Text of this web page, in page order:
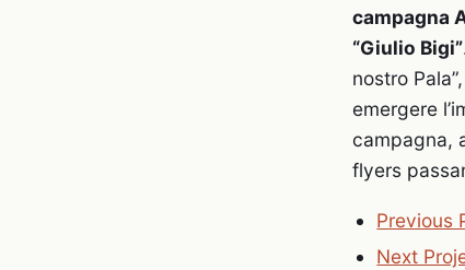
campagna
“Giulio Bigi”
nostro
emergere
campagna,
flyers
Previous
Next